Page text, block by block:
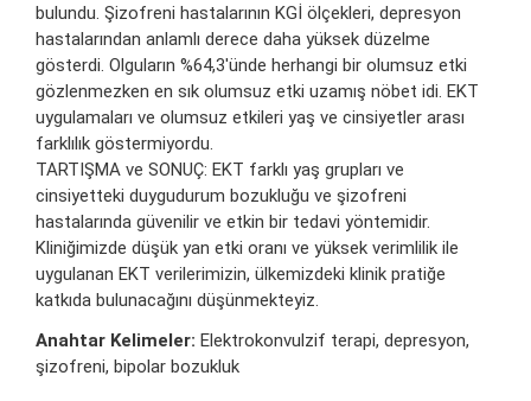
bulundu. Şizofreni hastalarının KGİ ölçekleri, depresyon
hastalarından anlamlı derece daha yüksek düzelme
gösterdi. Olguların %64,3'ünde herhangi bir olumsuz etki
gözlenmezken en sık olumsuz etki uzamış nöbet idi. EKT
uygulamaları ve olumsuz etkileri yaş ve cinsiyetler arası
farklılık göstermiyordu.
TARTIŞMA ve SONUÇ: EKT farklı yaş grupları ve
cinsiyetteki duygudurum bozukluğu ve şizofreni
hastalarında güvenilir ve etkin bir tedavi yöntemidir.
Kliniğimizde düşük yan etki oranı ve yüksek verimlilik ile
uygulanan EKT verilerimizin, ülkemizdeki klinik pratiğe
katkıda bulunacağını düşünmekteyiz.
Anahtar Kelimeler: Elektrokonvulzif terapi, depresyon,
şizofreni, bipolar bozukluk